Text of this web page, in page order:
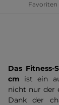
Favoriten
Das Fitness-
cm ist ein
nicht nur der
Dank der